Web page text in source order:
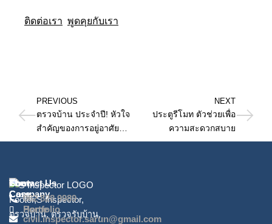
ติดต่อเรา พูดคุยกับเรา
PREVIOUS
ตรวจบ้าน ประจำปี! หัวใจ
สำคัญของการอยู่อาศัย
อย่างปลอดภัยและมั่นคง
NEXT
ประตูรีโมท ตัวช่วยเพื่อ
ความสะดวกสบาย
The
Company
Home
Show
Case
Portfolio
Contact Us
062 828 9989
civil.inspector.sarun@gmail.com